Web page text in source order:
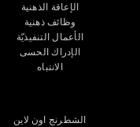
الإعاقة الذهنية
وظائف ذهنية
الأعمال التنفيذيّة
الإدراك الحسى
الانتباه
الشطرنج اون لاين